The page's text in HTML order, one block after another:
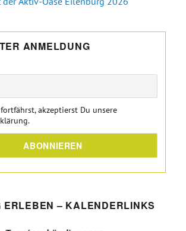
ANMELDUNG
akzeptierst Du unsere
ERLEBEN – KALENDERLINKS